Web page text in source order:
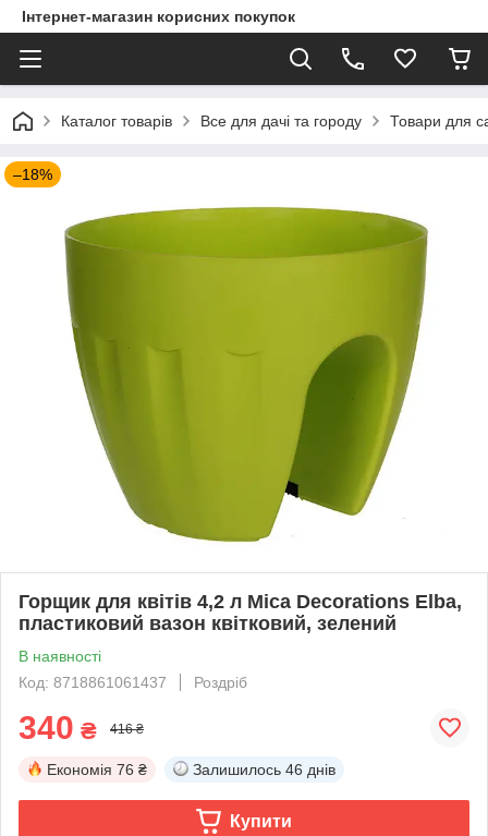
Інтернет-магазин корисних покупок
Каталог товарів Все для дачі та городу Товари для
–18%
Горщик для квітів 4,2 л Mica Decorations Elba,
пластиковий вазон квітковий, зелений
В наявності
Код: 8718861061437
Роздріб
340 ₴ 416 ₴
Економія 76 ₴ Залишилось 46 днів
Купити